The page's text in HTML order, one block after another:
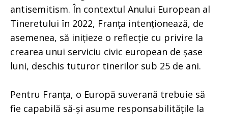
antisemitism. În contextul Anului European al
Tineretului în 2022, Franța intenționează, de
asemenea, să inițieze o reflecție cu privire la
crearea unui serviciu civic european de șase
luni, deschis tuturor tinerilor sub 25 de ani.
Pentru Franța, o Europă suverană trebuie să
fie capabilă să-și asume responsabilitățile la